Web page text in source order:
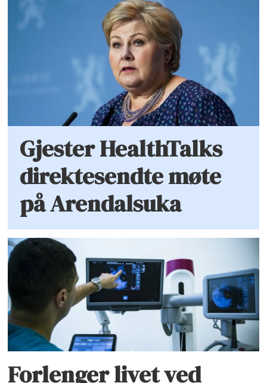
Gjester HealthTalks
direktesendte møte
på Arendalsuka
Forlenger livet ved